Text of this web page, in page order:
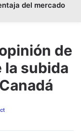
del mercado
de
la subida